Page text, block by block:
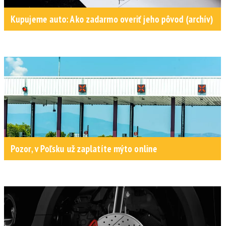
Kupujeme auto: Ako zadarmo overiť jeho pôvod (archív)
Pozor, v Poľsku už zaplatíte mýto online